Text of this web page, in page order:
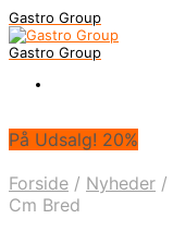
Gastro Group
Gastro Group
På Udsalg! 20%
Forside / Nyheder /
Cm Bred